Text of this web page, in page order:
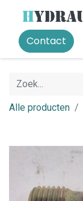
Contact
Alle producten